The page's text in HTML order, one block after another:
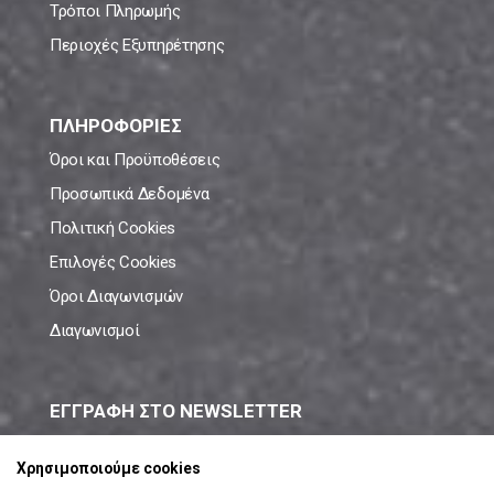
Τρόποι Πληρωμής
Περιοχές Εξυπηρέτησης
ΠΛΗΡΟΦΟΡΙΕΣ
Όροι και Προϋποθέσεις
Προσωπικά Δεδομένα
Πολιτική Cookies
Επιλογές Cookies
Όροι Διαγωνισμών
Διαγωνισμοί
ΕΓΓΡΑΦΗ ΣΤΟ NEWSLETTER
Χρησιμοποιούμε cookies